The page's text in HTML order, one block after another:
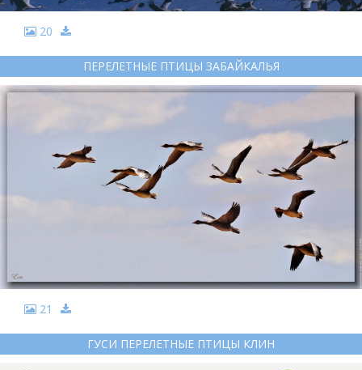
20
ПЕРЕЛЕТНЫЕ ПТИЦЫ ЗАБАЙКАЛЬЯ
21
ГУСИ ПЕРЕЛЕТНЫЕ ПТИЦЫ КЛИН